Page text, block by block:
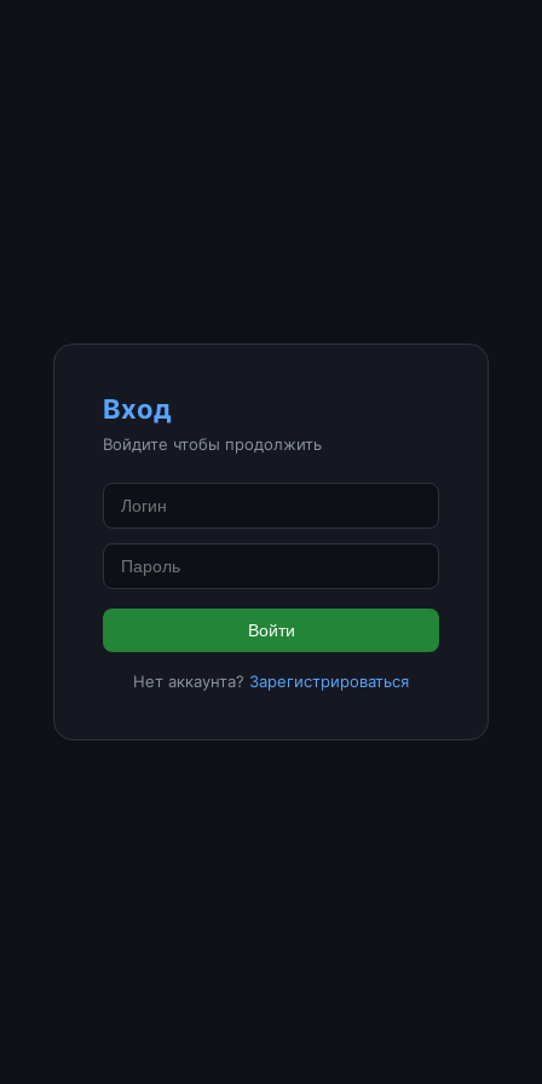
Вход
Войдите чтобы продолжить
Войти
Нет аккаунта? Зарегистрироваться